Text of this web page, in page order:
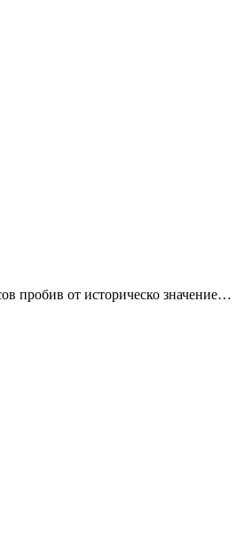
пробив от историческо значение…